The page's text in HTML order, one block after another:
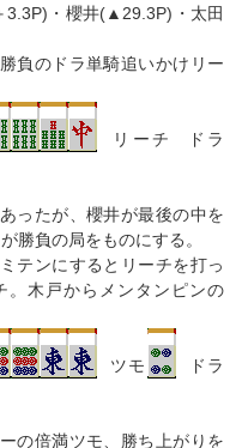
・櫻井(▲29.3P)・太田
負のドラ単騎追いかけリー
リーチ ドラ
ったが、櫻井が最後の中を
勝負の局をものにする。
テンにするとリーチを打っ
。木戸からメンタンピンの
ツモ ドラ
の倍満ツモ、勝ち上がりを